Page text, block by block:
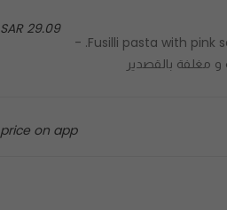
29.09 SAR
Fusilli pasta with pink sauce, luxury mixed cheese with grilled chicken pieces, delivered hot with foil wrap. -
مغلفة بالقصدير
price on app